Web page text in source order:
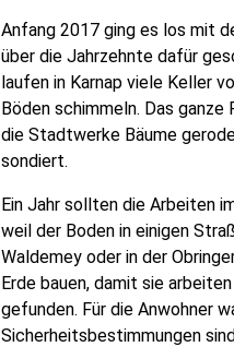
Anfang 2017 ging es los mit
über die Jahrzehnte dafür
laufen in Karnap viele Keller
Böden schimmeln. Das
die Stadtwerke Bäume
sondiert.
Ein Jahr sollten die Arbeiten
weil der Boden in einigen
Waldemey oder in der
Erde bauen, damit sie
gefunden. Für die Anwohner
Sicherheitsbestimmungen